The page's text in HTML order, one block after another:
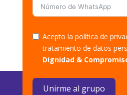
Acepto la política de
tratamiento de datos
Dignidad &
Unirme al grupo